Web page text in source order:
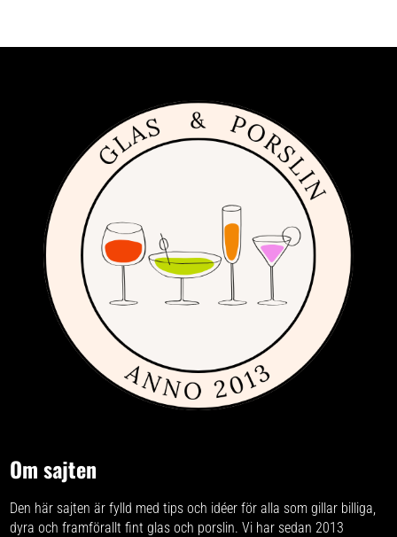
Om sajten
Den här sajten är fylld med tips och idéer för alla som gillar billiga,
dyra och framförallt fint glas och porslin. Vi har sedan 2013